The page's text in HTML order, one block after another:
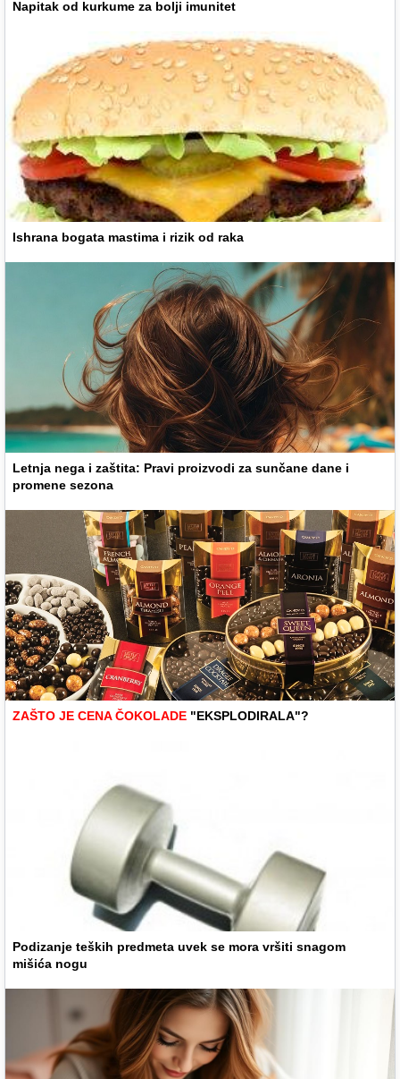
Napitak od kurkume za bolji imunitet
Ishrana bogata mastima i rizik od raka
Letnja nega i zaštita: Pravi proizvodi za sunčane dane i
promene sezona
ZAŠTO JE CENA ČOKOLADE "EKSPLODIRALA"?
Podizanje teških predmeta uvek se mora vršiti snagom
mišića nogu